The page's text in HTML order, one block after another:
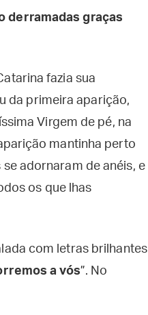
derramadas graças
fazia sua
da primeira aparição,
Virgem de pé, na
mantinha perto
adornaram de anéis, e
os que lhas
com letras brilhantes
a vós”. No